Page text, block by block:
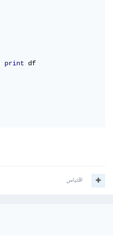
print df
اقتباس